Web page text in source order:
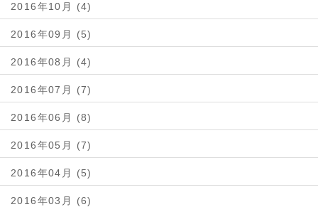
2016年10月 (4)
2016年09月 (5)
2016年08月 (4)
2016年07月 (7)
2016年06月 (8)
2016年05月 (7)
2016年04月 (5)
2016年03月 (6)